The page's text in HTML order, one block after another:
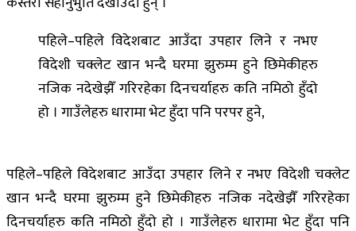
पहिले–पहिले विदेशबाट आउँदा उपहार लिने र नभए
विदेशी चक्लेट खान भन्दै घरमा झुरुम्म हुने छिमेकीहरु
नजिक नदेखेझैँ गरिरहेका दिनचर्याहरु कति नमिठो हुँदो
हो । गाउँलेहरु धारामा भेट हुँदा पनि परपर हुने,
पहिले–पहिले विदेशबाट आउँदा उपहार लिने र नभए विदेशी चक्लेट
खान भन्दै घरमा झुरुम्म हुने छिमेकीहरु नजिक नदेखेझैँ गरिरहेका
दिनचर्याहरु कति नमिठो हुँदो हो । गाउँलेहरु धारामा भेट हुँदा पनि